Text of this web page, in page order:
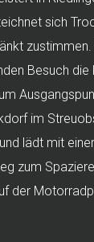
sich
Besuch
im
lädt mit
zum
der